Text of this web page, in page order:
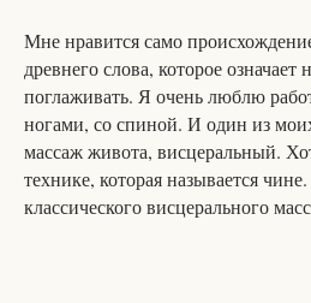
Мне нравится само
древнего слова, которое означает
поглаживать. Я очень люблю
ногами, со спиной. И один из
массаж живота, висцеральный.
технике, которая называется
классического висцерального